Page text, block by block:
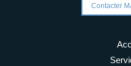
Contacter